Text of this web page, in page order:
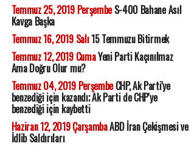
Temmuz 25, 2019 PerşembeS-400 Bahane Asıl
Kavga Başka
Temmuz 16, 2019 Salı15 Temmuzu Bitirmek
Temmuz 12, 2019 CumaYeni Parti Kaçınılmaz
Ama Doğru Olur mu?
Temmuz 04, 2019 PerşembeCHP, Ak Parti'ye
benzediği için kazandı; Ak Parti de CHP'ye
benzediği için kaybetti
Haziran 12, 2019 ÇarşambaABD İran Çekişmesi ve
İdlib Saldırıları